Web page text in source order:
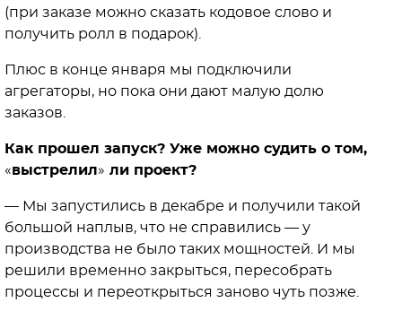
(при заказе можно сказать кодовое слово и
получить ролл в подарок).
Плюс в конце января мы подключили
агрегаторы, но пока они дают малую долю
заказов.
Как прошел запуск? Уже можно судить о том,
«выстрелил» ли проект?
— Мы запустились в декабре и получили такой
большой наплыв, что не справились — у
производства не было таких мощностей. И мы
решили временно закрыться, пересобрать
процессы и переоткрыться заново чуть позже.